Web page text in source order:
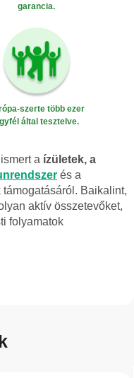
garancia.
szerte több ezer
által tesztelve.
a ízületek, a
és a
Baikalint,
aktív összetevőket,
folyamatok